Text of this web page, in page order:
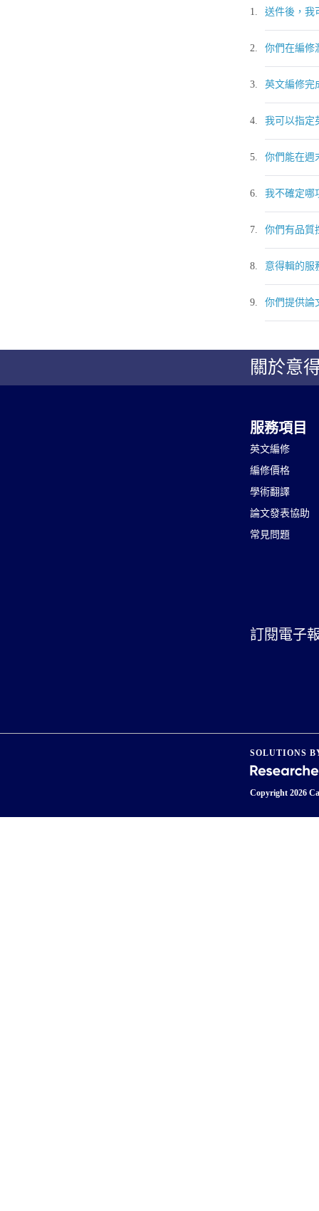
1. 送件後，我
如有任何相
2. 你們在編修
3.
英文編修完
4.
我可以指定
5.
你們能在週
6.
我不確定哪
需進一步說
7. 你們有品質
學術編輯卓
確保您的論
8. 意得輯的服
多名以英語
9. 你們提供論
關於意
服務項目
英文編修
編修價格
學術翻譯
論文發表協助
常見問題
訂閱電子
SOLUTIONS
Copyright 2026